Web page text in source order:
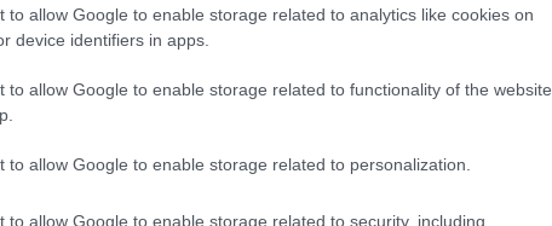
to allow Google to enable storage related to analytics like cookies on
device identifiers in apps.
to allow Google to enable storage related to functionality of the website
to allow Google to enable storage related to personalization.
to allow Google to enable storage related to security, including
múzeuma
és figyelemfelkeltőek - most bemutatom
arannyal bevont betonfalakat és csoportos